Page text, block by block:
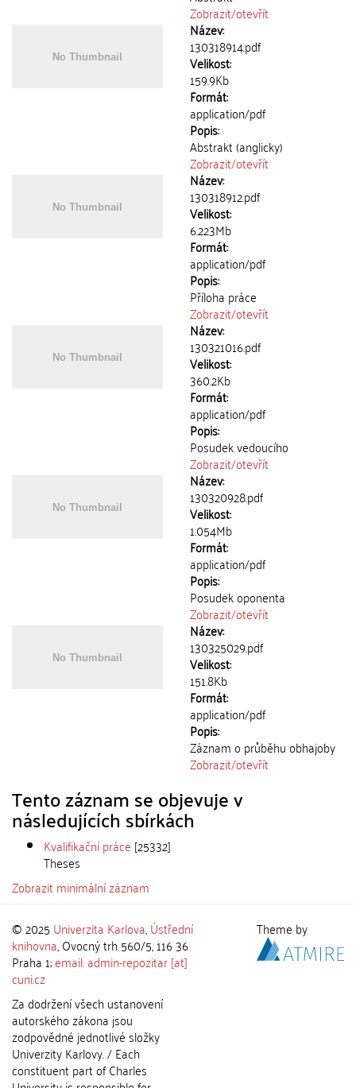
Zobrazit/otevřít
Název:
130318914.pdf
Velikost:
159.9Kb
Formát:
application/pdf
Popis:
Abstrakt (anglicky)
Zobrazit/otevřít
Název:
130318912.pdf
Velikost:
6.223Mb
Formát:
application/pdf
Popis:
Příloha práce
Zobrazit/otevřít
Název:
130321016.pdf
Velikost:
360.2Kb
Formát:
application/pdf
Popis:
Posudek vedoucího
Zobrazit/otevřít
Název:
130320928.pdf
Velikost:
1.054Mb
Formát:
application/pdf
Popis:
Posudek oponenta
Zobrazit/otevřít
Název:
130325029.pdf
Velikost:
151.8Kb
Formát:
application/pdf
Popis:
Záznam o průběhu obhajoby
Zobrazit/otevřít
Tento záznam se objevuje v
následujících sbírkách
Kvalifikační práce [25332]
Theses
Zobrazit minimální záznam
© 2025 Univerzita Karlova,Ústřední
knihovna, Ovocný trh 560/5, 116 36
Praha 1;email: admin-repozitar [at]
cuni.cz
Za dodržení všech ustanovení
autorského zákona jsou
zodpovědné jednotlivé složky
Univerzity Karlovy. / Each
constituent part of Charles
Theme by